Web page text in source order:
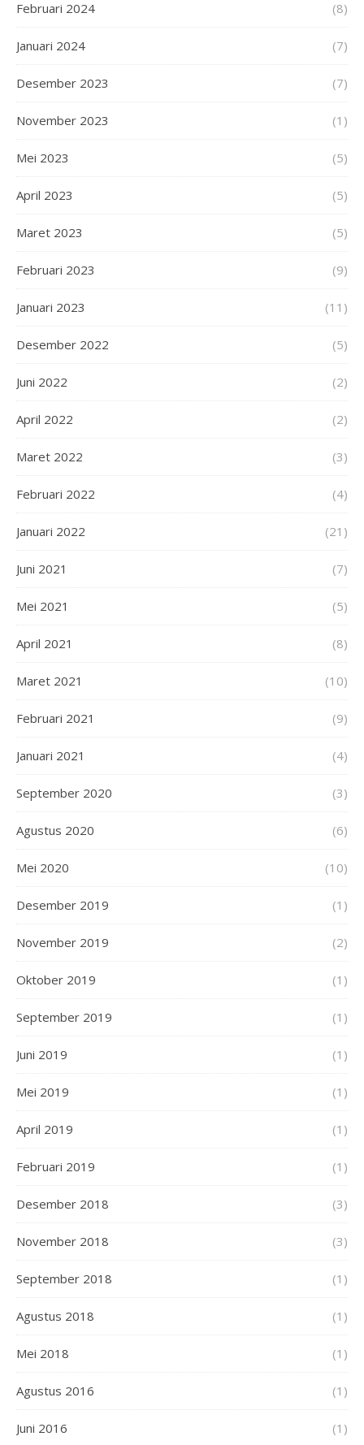
Februari 2024 (8)
Januari 2024 (7)
Desember 2023 (7)
November 2023 (1)
Mei 2023 (5)
April 2023 (5)
Maret 2023 (5)
Februari 2023 (9)
Januari 2023 (11)
Desember 2022 (5)
Juni 2022 (2)
April 2022 (2)
Maret 2022 (3)
Februari 2022 (4)
Januari 2022 (21)
Juni 2021 (7)
Mei 2021 (5)
April 2021 (8)
Maret 2021 (10)
Februari 2021 (9)
Januari 2021 (4)
September 2020 (3)
Agustus 2020 (6)
Mei 2020 (10)
Desember 2019 (1)
November 2019 (2)
Oktober 2019 (1)
September 2019 (1)
Juni 2019 (1)
Mei 2019 (1)
April 2019 (1)
Februari 2019 (1)
Desember 2018 (3)
November 2018 (3)
September 2018 (1)
Agustus 2018 (1)
Mei 2018 (1)
Agustus 2016 (1)
Juni 2016 (1)